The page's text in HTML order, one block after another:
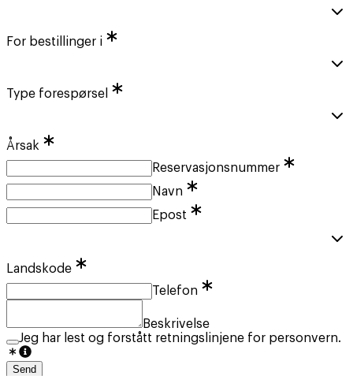
For bestillinger i
Type forespørsel
Årsak
Reservasjonsnummer
Navn
Epost
Landskode
Telefon
Beskrivelse
Jeg har lest og forstått retningslinjene for personvern.
Send